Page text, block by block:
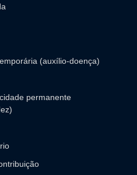
(auxílio-doença)
permanente